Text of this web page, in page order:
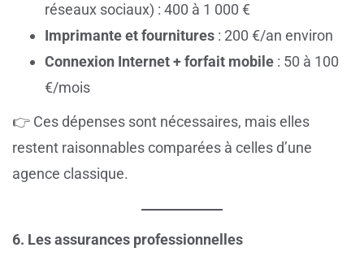
réseaux sociaux) : 400 à 1 000 €
Imprimante et fournitures : 200 €/an environ
Connexion Internet + forfait mobile : 50 à 100
€/mois
👉 Ces dépenses sont nécessaires, mais elles
restent raisonnables comparées à celles d’une
agence classique.
6. Les assurances professionnelles